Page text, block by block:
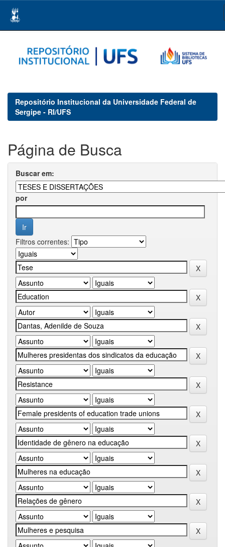
navigation
Repositório Institucional da Universidade Federal de
Sergipe - RI/UFS
Página de Busca
Buscar em:
por
Filtros correntes: